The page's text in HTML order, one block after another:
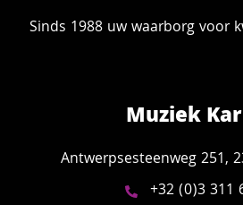
Sinds 1988 uw waarborg voor
Muziek
Antwerpsesteenweg 251,
+32 (0)3 311